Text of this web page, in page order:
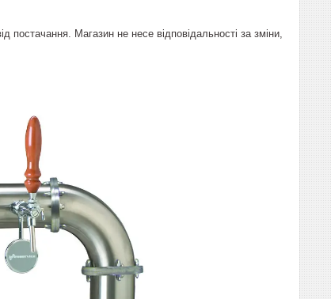
постачання. Магазин не несе відповідальності за зміни,